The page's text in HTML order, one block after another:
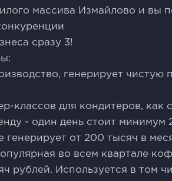
массива Измайлово и вы
сразу 3!
генерирует чистую
классов для кондитеров, как
- один день стоит минимум
генерирует от 200 тысяч в
во всем квартале
рублей. Используется в том